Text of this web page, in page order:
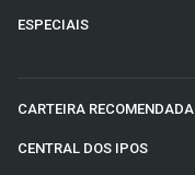
ESPECIAIS
CARTEIRA RECOMENDADA
CENTRAL DOS IPOS